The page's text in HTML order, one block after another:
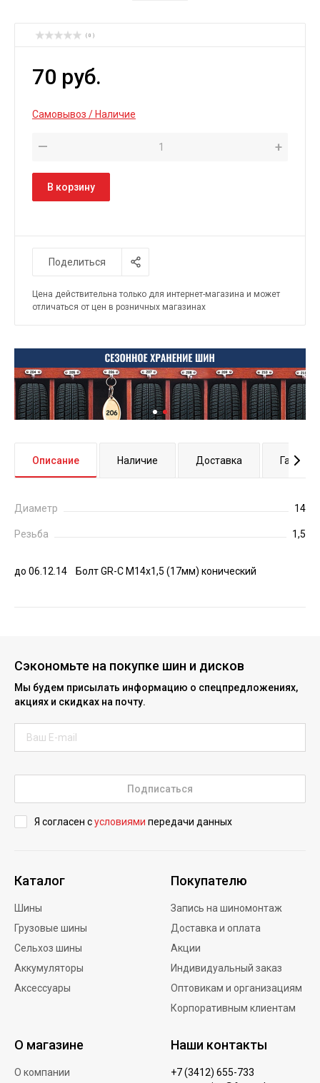
( 0 )
70 руб.
Самовывоз / Наличие
— +
В корзину
Поделиться
Цена действительна только для интернет-магазина и может
отличаться от цен в розничных магазинах
Описание Наличие Доставка
Диаметр 14
Резьба 1,5
до 06.12.14 Болт GR-C M14х1,5 (17мм) конический
Сэкономьте на покупке шин и дисков
Мы будем присылать информацию о спецпредложениях,
акциях и скидках на почту.
Подписаться
Я согласен сусловиями передачи данных
Каталог
Шины
Грузовые шины
Сельхоз шины
Аккумуляторы
Аксессуары
Покупателю
Запись на шиномонтаж
Доставка и оплата
Акции
Индивидуальный заказ
Оптовикам и организациям
Корпоративным клиентам
О магазине
О компании
Наши контакты
+7 (3412) 655-733